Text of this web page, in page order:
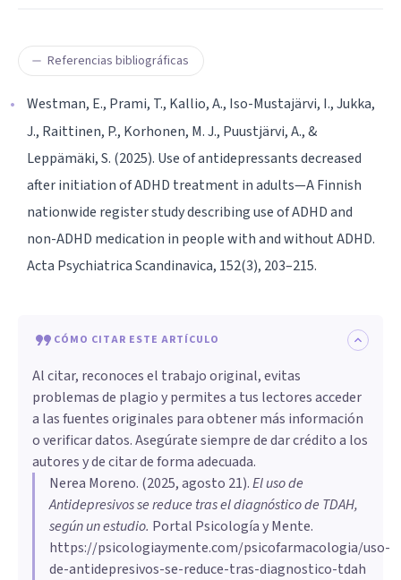
Referencias bibliográficas
Westman, E., Prami, T., Kallio, A., Iso-Mustajärvi, I., Jukka,
J., Raittinen, P., Korhonen, M. J., Puustjärvi, A., &
Leppämäki, S. (2025). Use of antidepressants decreased
after initiation of ADHD treatment in adults—A Finnish
nationwide register study describing use of ADHD and
non-ADHD medication in people with and without ADHD.
Acta Psychiatrica Scandinavica, 152(3), 203–215.
CÓMO CITAR ESTE ARTÍCULO
Al citar, reconoces el trabajo original, evitas
problemas de plagio y permites a tus lectores acceder
a las fuentes originales para obtener más información
o verificar datos. Asegúrate siempre de dar crédito a los
autores y de citar de forma adecuada.
Nerea Moreno. (2025, agosto 21).El uso de
Antidepresivos se reduce tras el diagnóstico de TDAH,
según un estudio. Portal Psicología y Mente.
https://psicologiaymente.com/psicofarmacologia/uso-
de-antidepresivos-se-reduce-tras-diagnostico-tdah